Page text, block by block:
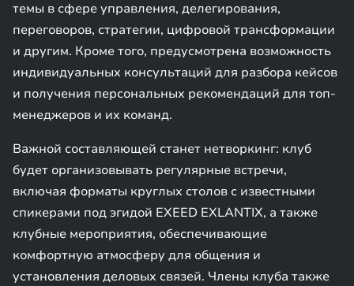
темы в сфере управления, делегирования,
переговоров, стратегии, цифровой трансформации
и другим. Кроме того, предусмотрена возможность
индивидуальных консультаций для разбора кейсов
и получения персональных рекомендаций для топ-
менеджеров и их команд.
Важной составляющей станет нетворкинг: клуб
будет организовывать регулярные встречи,
включая форматы круглых столов с известными
спикерами под эгидой EXEED EXLANTIX, а также
клубные мероприятия, обеспечивающие
комфортную атмосферу для общения и
установления деловых связей. Члены клуба также